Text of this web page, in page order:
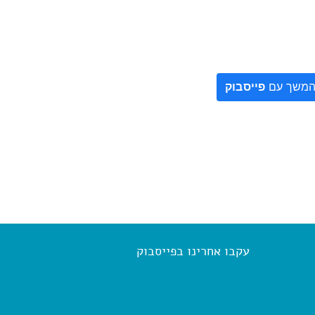
המשך עם פייסבוק
עקבו אחרינו בפייסבוק